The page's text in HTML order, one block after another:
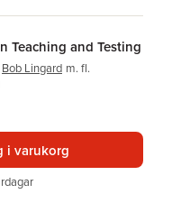
Teaching and Testing
Bob Lingard m. fl.
i varukorg